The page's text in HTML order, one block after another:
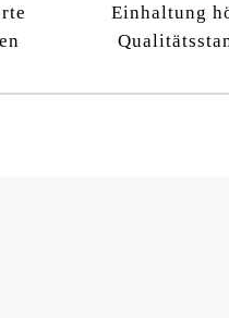
Einhaltung